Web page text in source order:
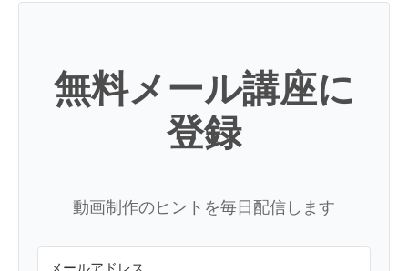
無料メール講座に
登録
動画制作のヒントを毎日配信します